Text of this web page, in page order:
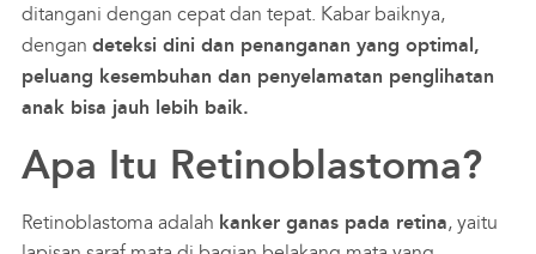
ditangani dengan cepat dan tepat. Kabar baiknya,
dengan deteksi dini dan penanganan yang optimal,
peluang kesembuhan dan penyelamatan penglihatan
anak bisa jauh lebih baik.
Apa Itu Retinoblastoma?
Retinoblastoma adalah kanker ganas pada retina, yaitu